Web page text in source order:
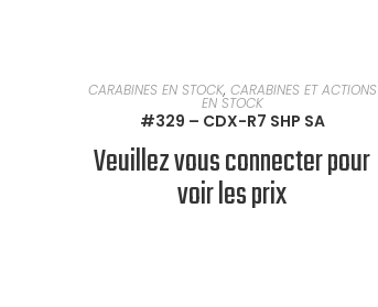
EN SAVOIR PLUS
CARABINES EN STOCK, CARABINES ET ACTIONS
EN STOCK
#329 – CDX-R7 SHP SA
Veuillez vous connecter pour
voir les prix